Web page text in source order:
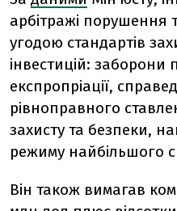
арбітражі порушення
угодою стандартів
інвестицій: заборони
експропріації,
рівноправного
захисту та безпеки,
режиму найбільшого
Він також вимагав